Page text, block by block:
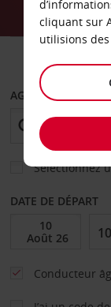
AGENCE DE DÉPART
Sélectionnez
DATE DE DÉPART
Conducteur
cliquant sur
utilisions des